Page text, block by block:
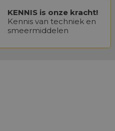
KENNIS is onze kracht!
Kennis van techniek en
smeermiddelen